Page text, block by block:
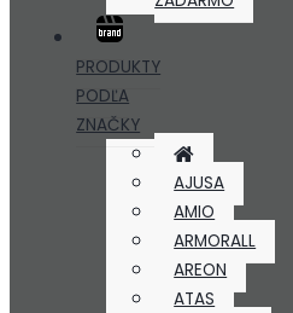
PRODUKTY
PODĽA
ZNAČKY
AJUSA
AMIO
ARMORALL
AREON
ATAS